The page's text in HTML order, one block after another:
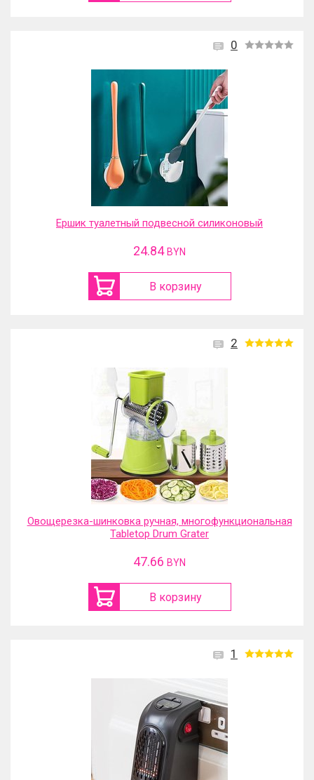
0
Ершик туалетный подвесной силиконовый
24.84 BYN
В корзину
2
Овощерезка-шинковка ручная, многофункциональная
Tabletop Drum Grater
47.66 BYN
В корзину
1